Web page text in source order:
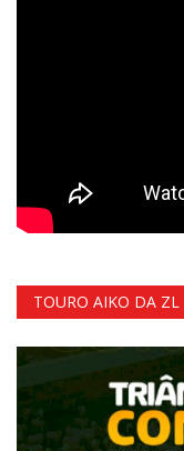
TOURO AIKO DA ZL